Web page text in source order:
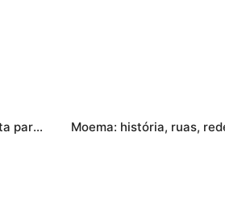
Escorpiões em Franca (SP): 458 acidentes em 2026 acendem alerta para moradores